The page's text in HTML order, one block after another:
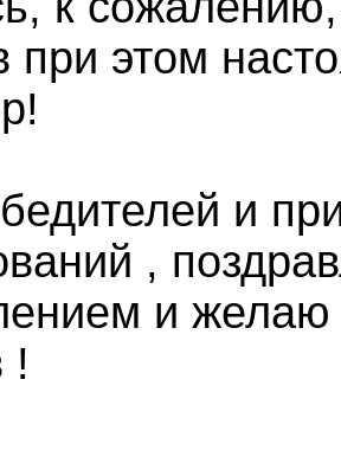
при этом
и
,
и
!